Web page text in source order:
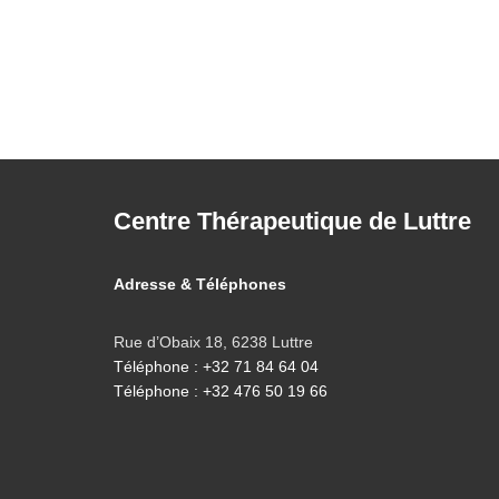
Centre Thérapeutique de Luttre
Adresse & Téléphones
Rue d’Obaix 18, 6238 Luttre
Téléphone : +32 71 84 64 04
Téléphone : +32 476 50 19 66